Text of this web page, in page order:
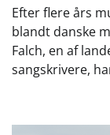
Efter flere års
blandt danske
Falch, en af
sangskrivere,